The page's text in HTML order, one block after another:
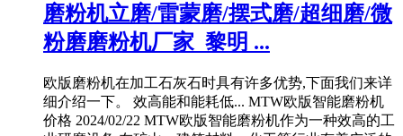
磨粉机立磨/雷蒙磨/摆式磨/超细磨/微
粉磨磨粉机厂家_黎明 ...
欧版磨粉机在加工石灰石时具有许多优势,下面我们来详
细介绍一下。 效高能和能耗低... MTW欧版智能磨粉机
价格 2024/02/22 MTW欧版智能磨粉机作为一种效高的工